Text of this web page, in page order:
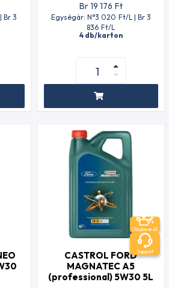
Br 3
Br 19 176 Ft
Egységár: N°3 020 Ft/L | Br 3
836 Ft/L
4 db/karton
CASTROL FORD
MAGNATEC A5
(professional) 5W30 5L
Olajkereső
Support